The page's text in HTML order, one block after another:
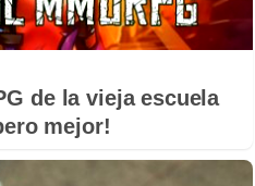
de la vieja escuela
mejor!